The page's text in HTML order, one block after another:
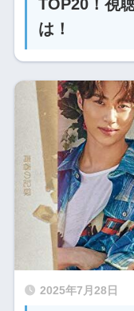
TOP20！視
は！
2025年7月28日